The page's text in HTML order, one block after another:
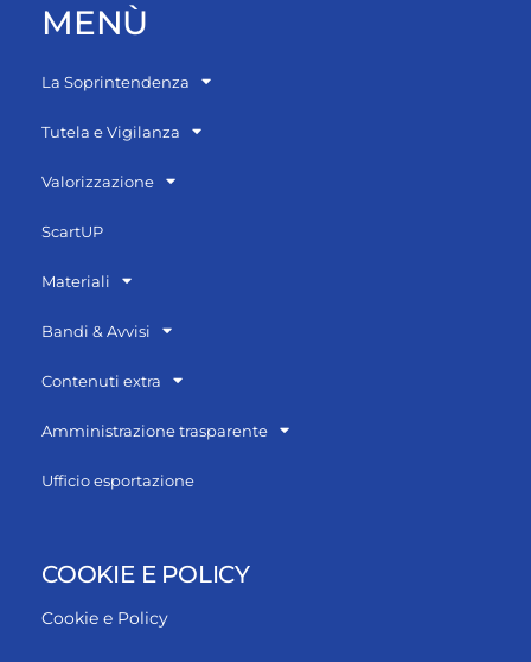
MENÙ
La Soprintendenza
Tutela e Vigilanza
Valorizzazione
ScartUP
Materiali
Bandi & Avvisi
Contenuti extra
Amministrazione trasparente
Ufficio esportazione
COOKIE E POLICY
Cookie e Policy